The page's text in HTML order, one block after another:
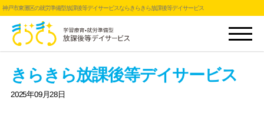
神戸市東灘区の就労準備型放課後等デイサービスならきらきら放課後等デイサービス
きらきら放課後等デイサービス
2025年09月28日